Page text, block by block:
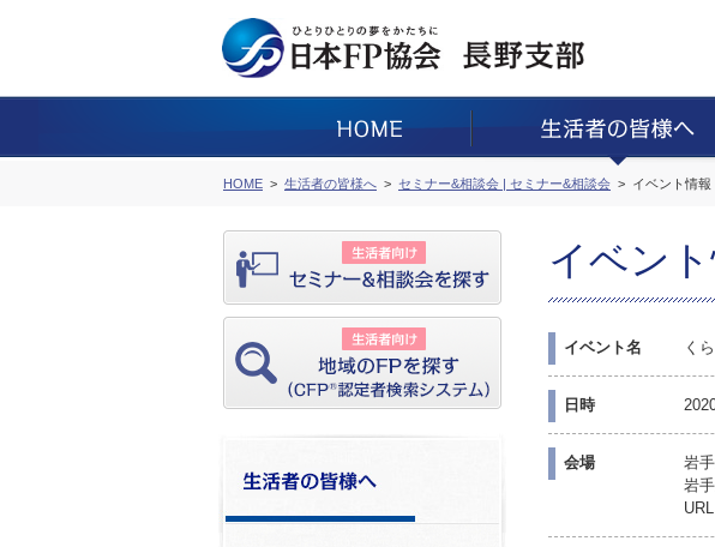
HOME 生活者の皆様へ セミナー&相談会 | セミナー&相談会 イベント情報
イベン
イベント名 く
日時
会場
岩
岩
URL